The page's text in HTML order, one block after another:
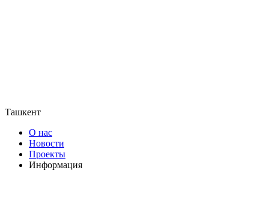
Ташкент
О нас
Новости
Проекты
Информация